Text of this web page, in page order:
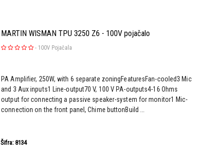
MARTIN WISMAN TPU 3250 Z6 - 100V pojačalo
- 100V Pojačala
PA Amplifier, 250W, with 6 separate zoningFeaturesFan-cooled3 Mic
and 3 Aux inputs1 Line-output70 V, 100 V PA-outputs4-16 Ohms
output for connecting a passive speaker-system for monitor1 Mic-
connection on the front panel, Chime buttonBuild ...
Šifra: 8134